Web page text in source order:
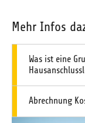
Mehr Infos
Was ist eine
Abrechnung